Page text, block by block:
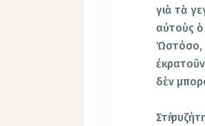
γιὰ τὰ
αὐτοὺς ὁ
Ὡστόσο,
δὲν
Στὴ